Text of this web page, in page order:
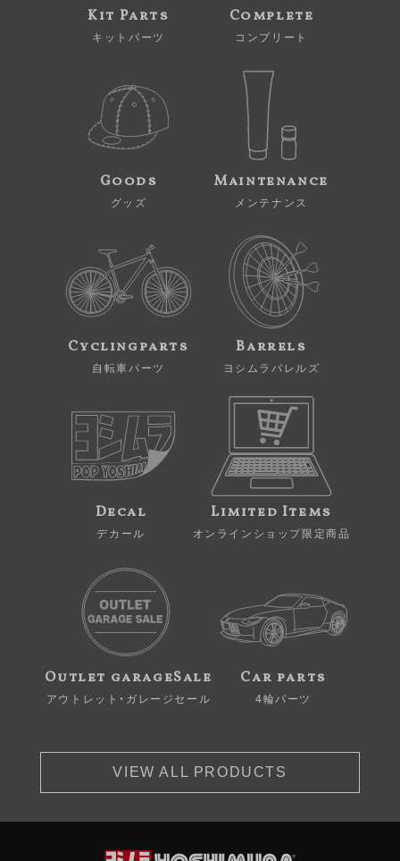
Kit Parts
キットパーツ
Complete
コンプリート
Goods
グッズ
Maintenance
メンテナンス
Cyclingparts
自転車パーツ
Barrels
ヨシムラバレルズ
Decal
デカール
Limited Items
オンラインショップ限定商品
Outlet garageSale
アウトレット・ガレージセール
Car parts
4輪パーツ
VIEW ALL PRODUCTS